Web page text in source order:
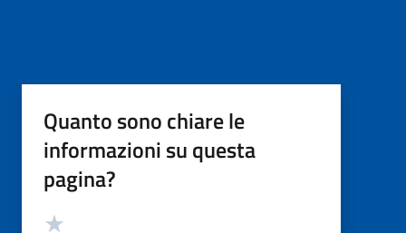
Quanto sono chiare le
informazioni su questa
pagina?
Valutazione